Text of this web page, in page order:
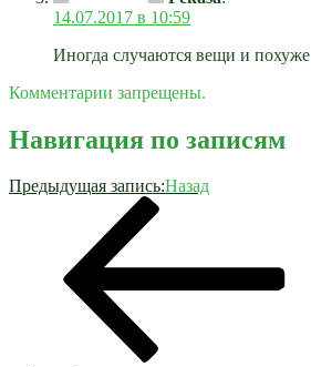
14.07.2017 в 10:59
Иногда случаются вещи и похуже
Комментарии запрещены.
Навигация по записям
Предыдущая запись:Назад